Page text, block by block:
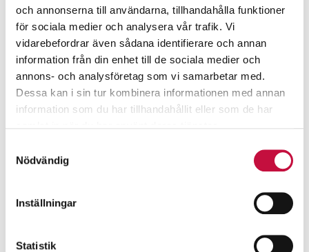
och annonserna till användarna, tillhandahålla funktioner
för sociala medier och analysera vår trafik. Vi
vidarebefordrar även sådana identifierare och annan
information från din enhet till de sociala medier och
annons- och analysföretag som vi samarbetar med.
Dessa kan i sin tur kombinera informationen med annan
information som du har tillhandahållit eller som de har
Nödvändig
Inställningar
Statistik